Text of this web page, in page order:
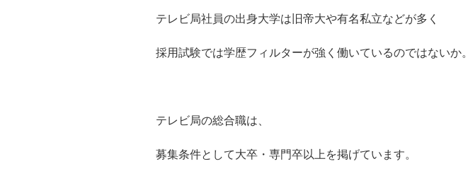
テレビ局社員の出身大学は旧帝大や有名私立などが多く
採用試験では学歴フィルターが強く働いているのではないか。
テレビ局の総合職は、
募集条件として大卒・専門卒以上を掲げています。